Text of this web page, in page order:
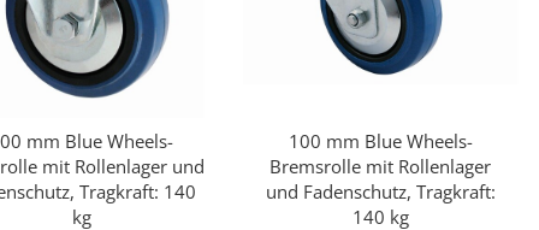
Schnellkauf
mm Blue Wheels-
mit Rollenlager und
Tragkraft: 140
kg
Schnellkauf
100 mm Blue Wheels-
Bremsrolle mit Rollenlager
und Fadenschutz, Tragkraft:
140 kg